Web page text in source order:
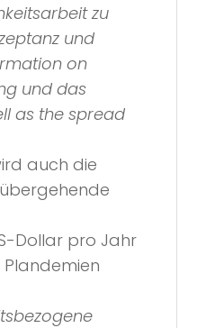
zu
und
on
und das
as the spread
auch die
Dollar pro Jahr